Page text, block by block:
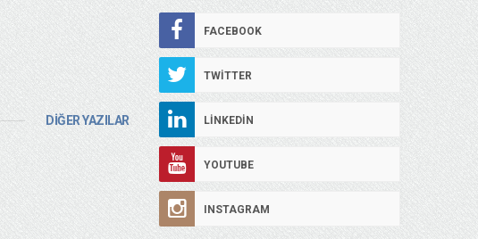
DİĞER YAZILAR
FACEBOOK
TWITTER
LINKEDIN
YOUTUBE
INSTAGRAM